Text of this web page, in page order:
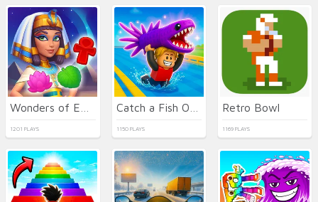
1201 PLAYS 1150 PLAYS
Retro Bowl
1169 PLAYS